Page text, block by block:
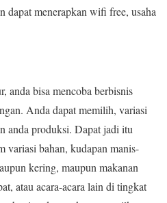
dapat menerapkan wifi free, usaha
anda bisa mencoba berbisnis
Anda dapat memilih, variasi
anda produksi. Dapat jadi itu
variasi bahan, kudapan manis-
kering, maupun makanan
atau acara-acara lain di tingkat